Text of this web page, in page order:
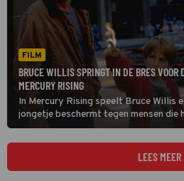
FILM
BRUCE WILLIS SPRINGT IN DE BRES VOOR
MERCURY RISING
In Mercury Rising speelt Bruce Willis
jongetje beschermt tegen mensen die
hebben.
LEES MEER